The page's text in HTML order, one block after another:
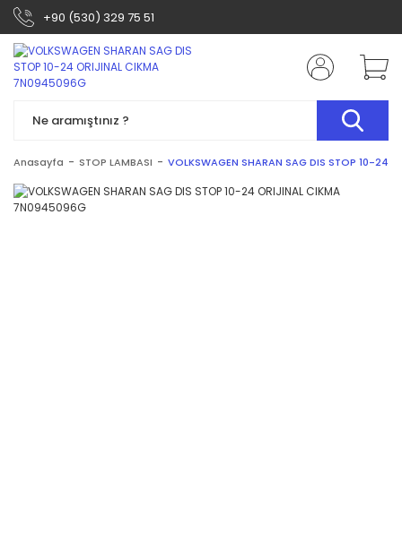
+90 (530) 329 75 51
Anasayfa STOP LAMBASI VOLKSWAGEN SHARAN SAG DIS STOP 10-24